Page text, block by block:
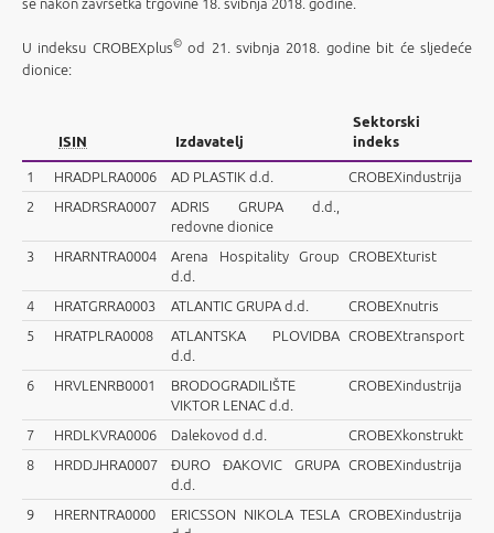
se nakon završetka trgovine 18. svibnja 2018. godine.
U indeksu CROBEXplus©od 21. svibnja 2018. godine bit će sljedeće
dionice:
ISIN Izdavatelj
Sektorski
indeks
1 HRADPLRA0006 AD PLASTIK d.d.
CROBEXindustrija
2
HRADRSRA0007
ADRIS GRUPA d.d.,
redovne dionice
3
HRARNTRA0004
Arena Hospitality Group
d.d.
CROBEXturist
4 HRATGRRA0003 ATLANTIC GRUPA d.d.
CROBEXnutris
5
HRATPLRA0008
ATLANTSKA PLOVIDBA
d.d.
CROBEXtransport
6 HRVLENRB0001
BRODOGRADILIŠTE
VIKTOR LENAC d.d.
CROBEXindustrija
7 HRDLKVRA0006 Dalekovod d.d.
CROBEXkonstrukt
8
HRDDJHRA0007
ĐURO ĐAKOVIC GRUPA
d.d.
CROBEXindustrija
9 HRERNTRA0000
ERICSSON NIKOLA TESLA CROBEXindustrija